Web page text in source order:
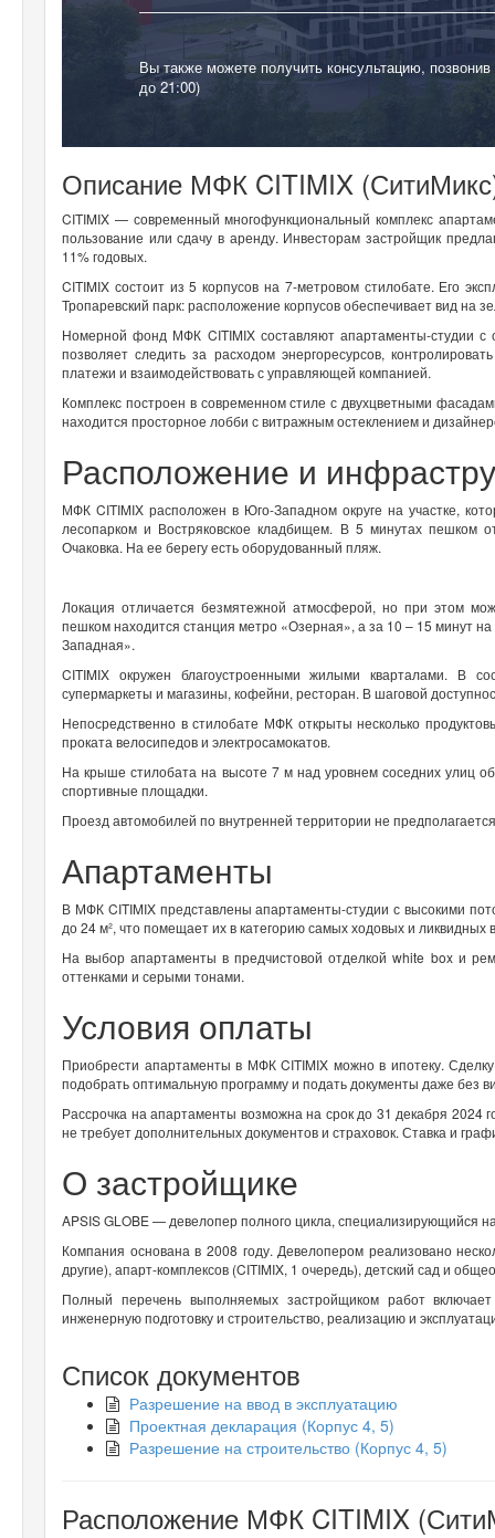
Вы также можете получить консультацию,
до 21:00)
Описание МФК CITIMIX
CITIMIX — современный многофункциональный комплекс
пользование или сдачу в аренду. Инвесторам застройщик
11% годовых.
CITIMIX состоит из 5 корпусов на 7-метровом стилобате. Его
Тропаревский парк: расположение корпусов обеспечивает вид на
Номерной фонд МФК CITIMIX составляют апартаменты-студии
позволяет следить за расходом энергоресурсов,
платежи и взаимодействовать с управляющей компанией.
Комплекс построен в современном стиле с двухцветными
находится просторное лобби с витражным остеклением и
Расположение и
МФК CITIMIX расположен в Юго-Западном округе на участке,
лесопарком и Востряковское кладбищем. В 5 минутах пешком
Очаковка. На ее берегу есть оборудованный пляж.
Локация отличается безмятежной атмосферой, но при этом
пешком находится станция метро «Озерная», а за 10 – 15 минут
Западная».
CITIMIX окружен благоустроенными жилыми кварталами. В
супермаркеты и магазины, кофейни, ресторан. В шаговой
Непосредственно в стилобате МФК открыты несколько
проката велосипедов и электросамокатов.
На крыше стилобата на высоте 7 м над уровнем соседних улиц
спортивные площадки.
Проезд автомобилей по внутренней территории не
Апартаменты
В МФК CITIMIX представлены апартаменты-студии с высокими
до 24 м², что помещает их в категорию самых ходовых и
На выбор апартаменты в предчистовой отделкой white box и
оттенками и серыми тонами.
Условия оплаты
Приобрести апартаменты в МФК CITIMIX можно в ипотеку.
подобрать оптимальную программу и подать документы даже без
Рассрочка на апартаменты возможна на срок до 31 декабря 2024
не требует дополнительных документов и страховок. Ставка и
О застройщике
APSIS GLOBE — девелопер полного цикла, специализирующийся
Компания основана в 2008 году. Девелопером реализовано
другие), апарт-комплексов (CITIMIX, 1 очередь), детский сад и
Полный перечень выполняемых застройщиком работ включает
инженерную подготовку и строительство, реализацию и
Список документов
Разрешение на ввод в эксплуатацию
Проектная декларация (Корпус 4, 5)
Разрешение на строительство (Корпус 4, 5)
Расположение МФК CITIMIX